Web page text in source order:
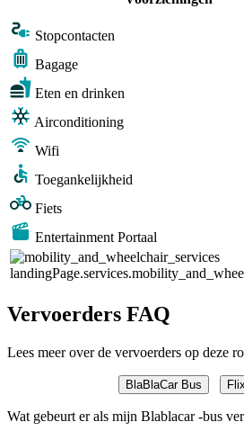
Stopcontacten
Bagage
Eten en drinken
Airconditioning
Wifi
Toegankelijkheid
Fiets
Entertainment Portaal
Vervoerders FAQ
Lees meer over de vervoerders op deze
BlaBlaCar Bus
Wat gebeurt er als mijn Blablacar -bus